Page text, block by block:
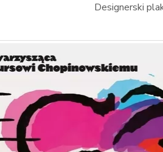
Designerski